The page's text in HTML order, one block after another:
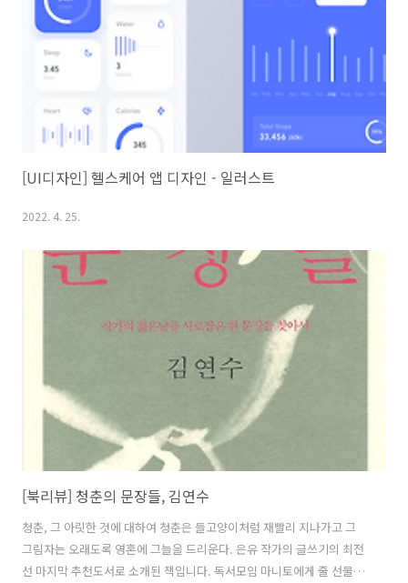
[UI디자인] 헬스케어 앱 디자인 - 일러스트
2022. 4. 25.
[북리뷰] 청춘의 문장들, 김연수
청춘, 그 아릿한 것에 대하여 청춘은 들고양이처럼 재빨리 지나가고 그
그림자는 오래도록 영혼에 그늘을 드리운다. 은유 작가의 글쓰기의 최전
선 마지막 추천도서로 소개된 책입니다. 독서모임 마니토에게 줄 선물로